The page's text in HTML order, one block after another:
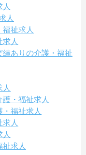
人
祉求人
人
績ありの介護・福祉
・福祉求人
福祉求人
人
求人